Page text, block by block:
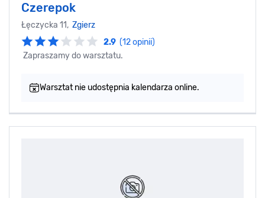
Czerepok
Łęczycka 11, Zgierz
2.9 (12 opinii)
Zapraszamy do warsztatu.
Warsztat nie udostępnia kalendarza online.